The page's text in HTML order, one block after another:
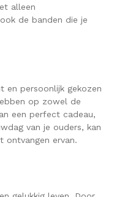
alleen
de banden die je
en persoonlijk gekozen
op zowel de
een perfect cadeau,
van je ouders, kan
ontvangen ervan.